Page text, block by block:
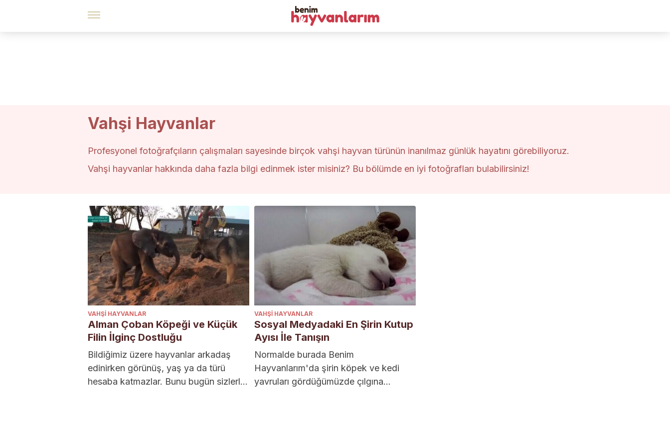
Vahşi Hayvanlar
Profesyonel fotoğrafçıların çalışmaları sayesinde birçok vahşi hayvan türünün inanılmaz günlük hayatını görebiliyoruz.
Vahşi hayvanlar hakkında daha fazla bilgi edinmek ister misiniz? Bu bölümde en iyi fotoğrafları bulabilirsiniz!
VAHŞI HAYVANLAR
Alman Çoban Köpeği ve Küçük
Filin İlginç Dostluğu
Bildiğimiz üzere hayvanlar arkadaş
edinirken görünüş, yaş ya da türü
hesaba katmazlar. Bunu bugün sizlerle
VAHŞI HAYVANLAR
Sosyal Medyadaki En Şirin Kutup
Ayısı İle Tanışın
Normalde burada Benim
Hayvanlarım'da şirin köpek ve kedi
yavruları gördüğümüzde çılgına